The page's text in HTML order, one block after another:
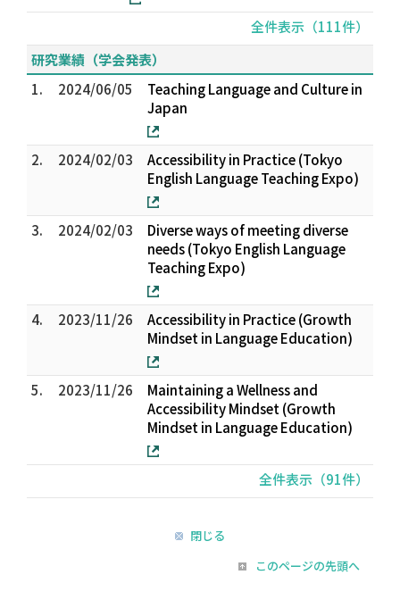
全件表示（111件）
研究業績（学会発表）
1.
2024/06/05
Teaching Language and Culture in
Japan
2. 2024/02/03
Accessibility in Practice (Tokyo
English Language Teaching Expo)
3. 2024/02/03
Diverse ways of meeting diverse
needs (Tokyo English Language
Teaching Expo)
4. 2023/11/26
Accessibility in Practice (Growth
Mindset in Language Education)
5. 2023/11/26
Maintaining a Wellness and
Accessibility Mindset (Growth
Mindset in Language Education)
全件表示（91件）
閉じる
このページの先頭へ